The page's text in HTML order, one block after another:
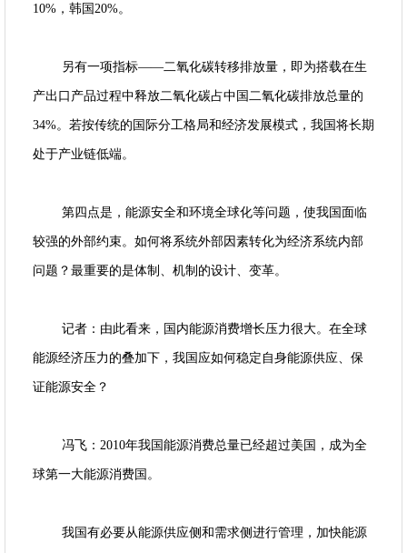
10%，韩国20%。
另有一项指标——二氧化碳转移排放量，即为搭载在生
产出口产品过程中释放二氧化碳占中国二氧化碳排放总量的
34%。若按传统的国际分工格局和经济发展模式，我国将长期
处于产业链低端。
第四点是，能源安全和环境全球化等问题，使我国面临
较强的外部约束。如何将系统外部因素转化为经济系统内部
问题？最重要的是体制、机制的设计、变革。
记者：由此看来，国内能源消费增长压力很大。在全球
能源经济压力的叠加下，我国应如何稳定自身能源供应、保
证能源安全？
冯飞：2010年我国能源消费总量已经超过美国，成为全
球第一大能源消费国。
我国有必要从能源供应侧和需求侧进行管理，加快能源